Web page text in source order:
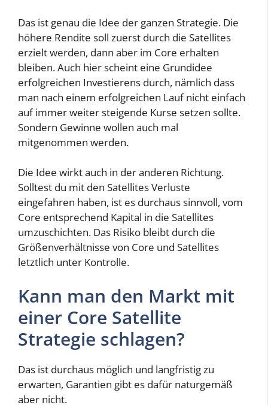
Das ist genau die Idee der ganzen Strategie. Die
höhere Rendite soll zuerst durch die Satellites
erzielt werden, dann aber im Core erhalten
bleiben. Auch hier scheint eine Grundidee
erfolgreichen Investierens durch, nämlich dass
man nach einem erfolgreichen Lauf nicht einfach
auf immer weiter steigende Kurse setzen sollte.
Sondern Gewinne wollen auch mal
mitgenommen werden.
Die Idee wirkt auch in der anderen Richtung.
Solltest du mit den Satellites Verluste
eingefahren haben, ist es durchaus sinnvoll, vom
Core entsprechend Kapital in die Satellites
umzuschichten. Das Risiko bleibt durch die
Größenverhältnisse von Core und Satellites
letztlich unter Kontrolle.
Kann man den Markt mit
einer Core Satellite
Strategie schlagen?
Das ist durchaus möglich und langfristig zu
erwarten, Garantien gibt es dafür naturgemäß
aber nicht.